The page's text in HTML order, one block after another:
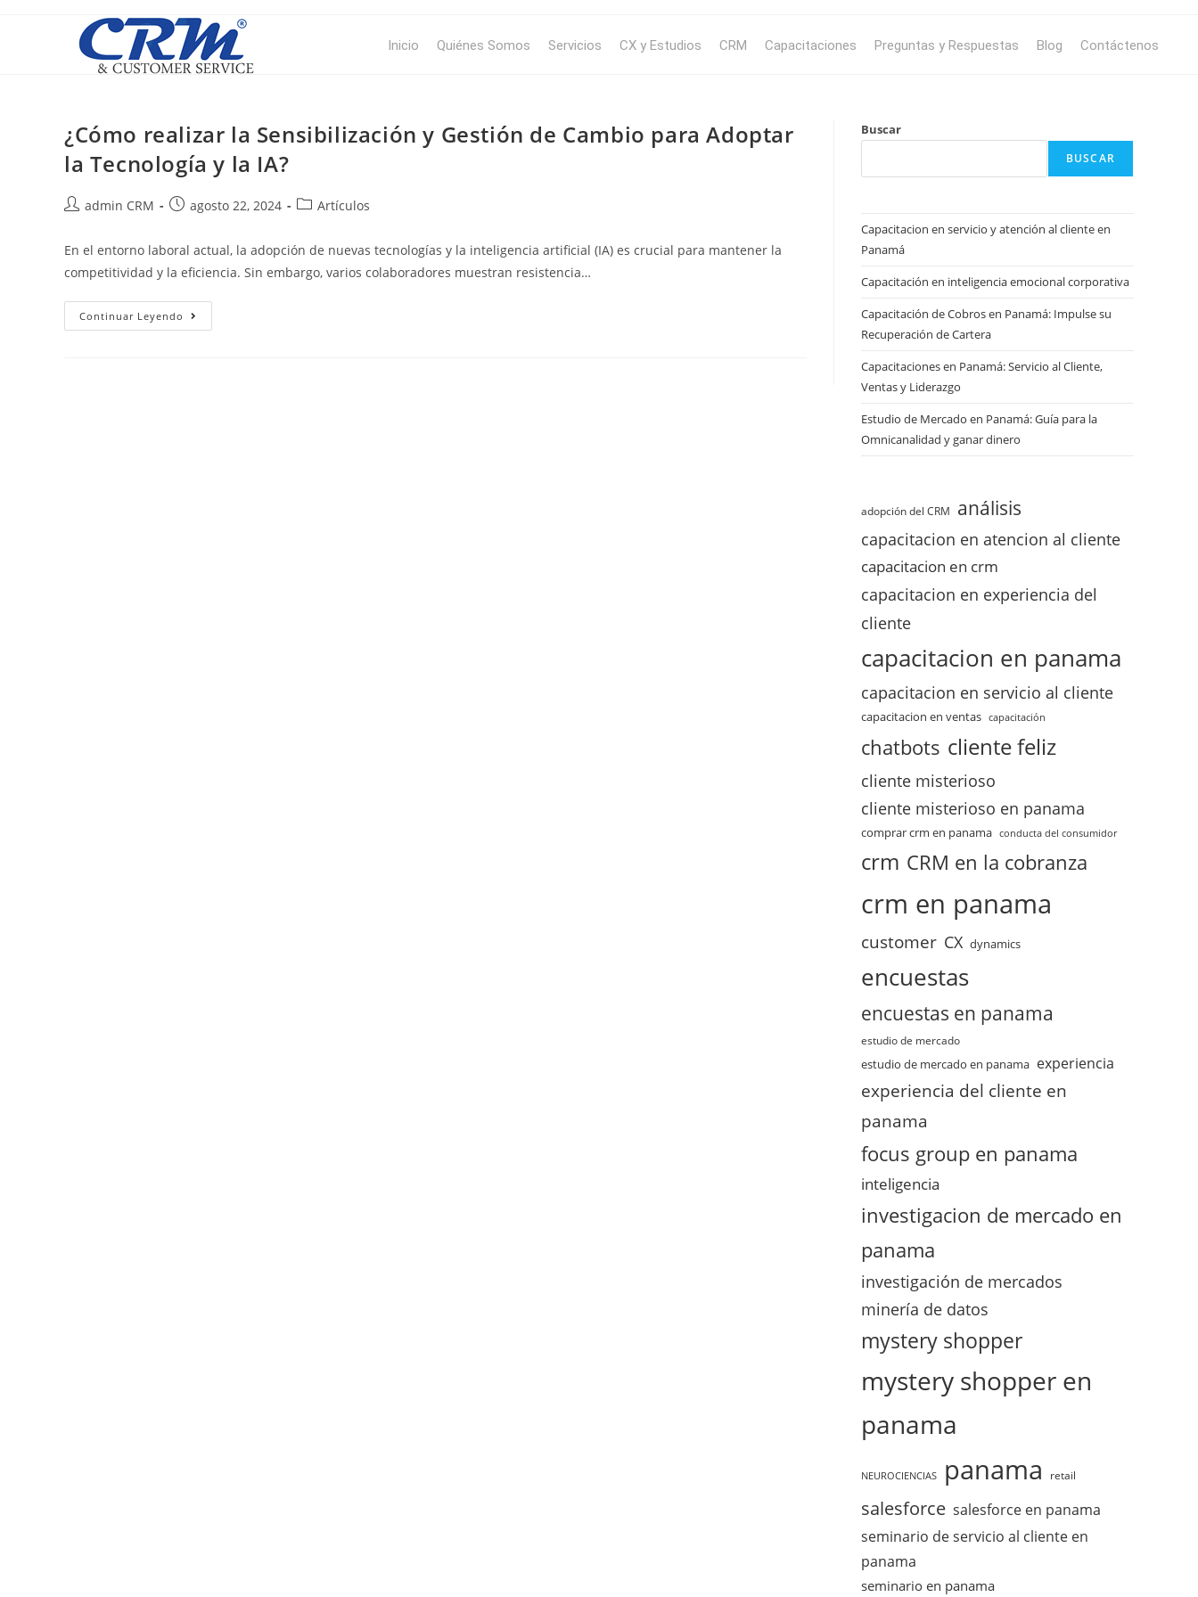
Inicio Quiénes Somos Servicios CX y Estudios CRM Capacitaciones Preguntas y Respuestas Blog Contáctenos
¿Cómo realizar la Sensibilización y Gestión de Cambio para Adoptar
la Tecnología y la IA?
admin CRM agosto 22, 2024 Artículos
En el entorno laboral actual, la adopción de nuevas tecnologías y la inteligencia artificial (IA) es crucial para mantener la
competitividad y la eficiencia. Sin embargo, varios colaboradores muestran resistencia…
Continuar Leyendo
Buscar
BUSCAR
Capacitacion en servicio y atención al cliente en
Panamá
Capacitación en inteligencia emocional corporativa
Capacitación de Cobros en Panamá: Impulse su
Recuperación de Cartera
Capacitaciones en Panamá: Servicio al Cliente,
Ventas y Liderazgo
Estudio de Mercado en Panamá: Guía para la
Omnicanalidad y ganar dinero
adopción del CRM análisis
capacitacion en atencion al cliente
capacitacion en crm
capacitacion en experiencia del
cliente
capacitacion en panama
capacitacion en servicio al cliente
capacitacion en ventas capacitación
chatbots cliente feliz
cliente misterioso
cliente misterioso en panama
comprar crm en panama conducta del consumidor
crm CRM en la cobranza
crm en panama
customer CX dynamics
encuestas
encuestas en panama
estudio de mercado
estudio de mercado en panama experiencia
experiencia del cliente en
panama
focus group en panama
inteligencia
investigacion de mercado en
panama
investigación de mercados
minería de datos
mystery shopper
mystery shopper en
panama
NEUROCIENCIAS panama retail
salesforce salesforce en panama
seminario de servicio al cliente en
panama
seminario en panama